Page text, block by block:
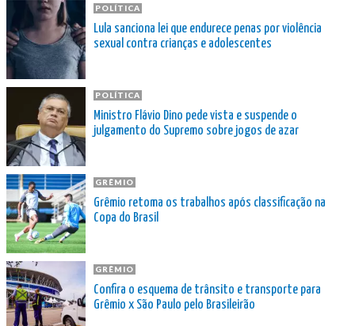
POLÍTICA
Lula sanciona lei que endurece penas por violência
sexual contra crianças e adolescentes
POLÍTICA
Ministro Flávio Dino pede vista e suspende o
julgamento do Supremo sobre jogos de azar
GRÊMIO
Grêmio retoma os trabalhos após classificação na
Copa do Brasil
GRÊMIO
Confira o esquema de trânsito e transporte para
Grêmio x São Paulo pelo Brasileirão